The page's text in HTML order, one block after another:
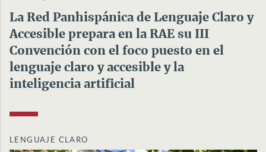
La Red Panhispánica de Lenguaje Claro y
Accesible prepara en la RAE su III
Convención con el foco puesto en el
lenguaje claro y accesible y la
inteligencia artificial
LENGUAJE CLARO